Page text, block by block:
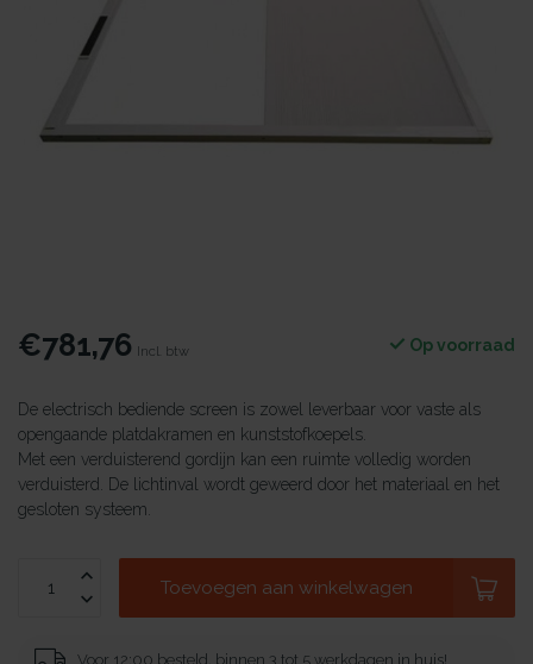
€781,76 Incl. btw Op voorraad
De electrisch bediende screen is zowel leverbaar voor vaste als
opengaande platdakramen en kunststofkoepels.
Met een verduisterend gordijn kan een ruimte volledig worden
verduisterd. De lichtinval wordt geweerd door het materiaal en het
gesloten systeem.
Toevoegen aan winkelwagen
Voor 12:00 besteld, binnen 3 tot 5 werkdagen in huis!